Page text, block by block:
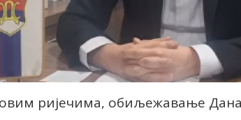
ријечима, обиљежавање Дана